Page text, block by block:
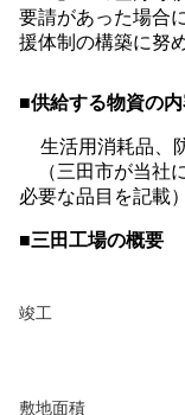
要請があった場合
援体制の構築に努
■供給する物資の
生活用消耗品、
（三田市が当社
必要な品目を記載）
■三田工場の概要
竣工
敷地面積